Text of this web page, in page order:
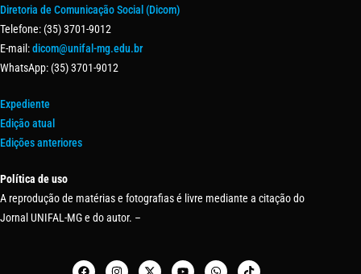
Diretoria de Comunicação Social (Dicom)
Telefone: (35) 3701-9012
E-mail:dicom@unifal-mg.edu.br
WhatsApp: (35) 3701-9012
Expediente
Edição atual
Edições anteriores
Política de uso
A reprodução de matérias e fotografias é livre mediante a citação do
Jornal UNIFAL-MG e do autor. –